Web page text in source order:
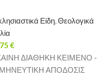
Είδη,Θεολογικά
€
ΔΙΑΘΗΚΗ ΚΕΙΜΕΝΟ -
ΑΠΟΔΟΣΙΣ